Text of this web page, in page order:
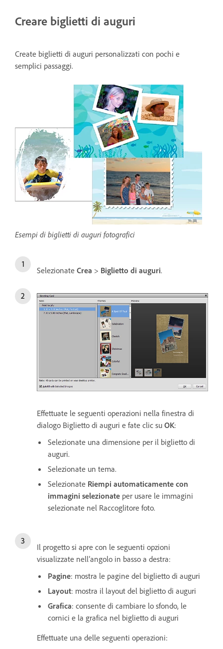
Creare biglietti di auguri
Create biglietti di auguri personalizzati con pochi e
semplici passaggi.
Esempi di biglietti di auguri fotografici
Selezionate Crea > Biglietto di auguri.
Effettuate le seguenti operazioni nella finestra di
dialogo Biglietto di auguri e fate clic su OK:
Selezionate una dimensione per il biglietto di
auguri.
Selezionate un tema.
Selezionate Riempi automaticamente con
immagini selezionate per usare le immagini
selezionate nel Raccoglitore foto.
Il progetto si apre con le seguenti opzioni
visualizzate nell’angolo in basso a destra:
Pagine: mostra le pagine del biglietto di auguri
Layout: mostra il layout del biglietto di auguri
Grafica: consente di cambiare lo sfondo, le
cornici e la grafica nel biglietto di auguri
Effettuate una delle seguenti operazioni: